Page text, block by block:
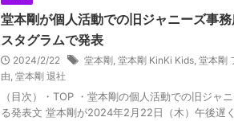
堂本剛が個人活動での旧ジャニーズ事
スタグラムで発表
2024/2/22 堂本剛, 堂本剛 KinKi Kids, 堂本剛
由, 堂本剛 退社
（目次）・TOP ・堂本剛の個人活動での旧ジャ
る発表文 堂本剛が2024年2月22日（木）午後遅